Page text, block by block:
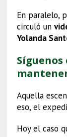
En paralelo,
circuló un
Yolanda
Aquella
eso, el
Hoy el caso